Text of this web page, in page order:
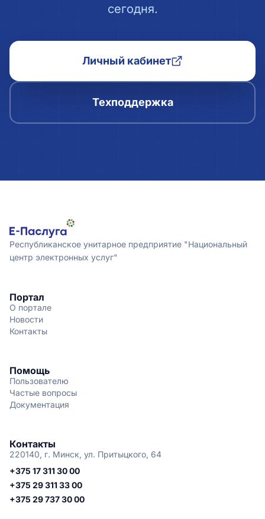
сегодня.
Личный кабинет
Техподдержка
Республиканское унитарное предприятие "Национальный
центр электронных услуг"
Портал
О портале
Новости
Контакты
Помощь
Пользователю
Частые вопросы
Документация
Контакты
220140, г. Минск, ул. Притыцкого, 64
+375 17 311 30 00
+375 29 311 33 00
+375 29 737 30 00